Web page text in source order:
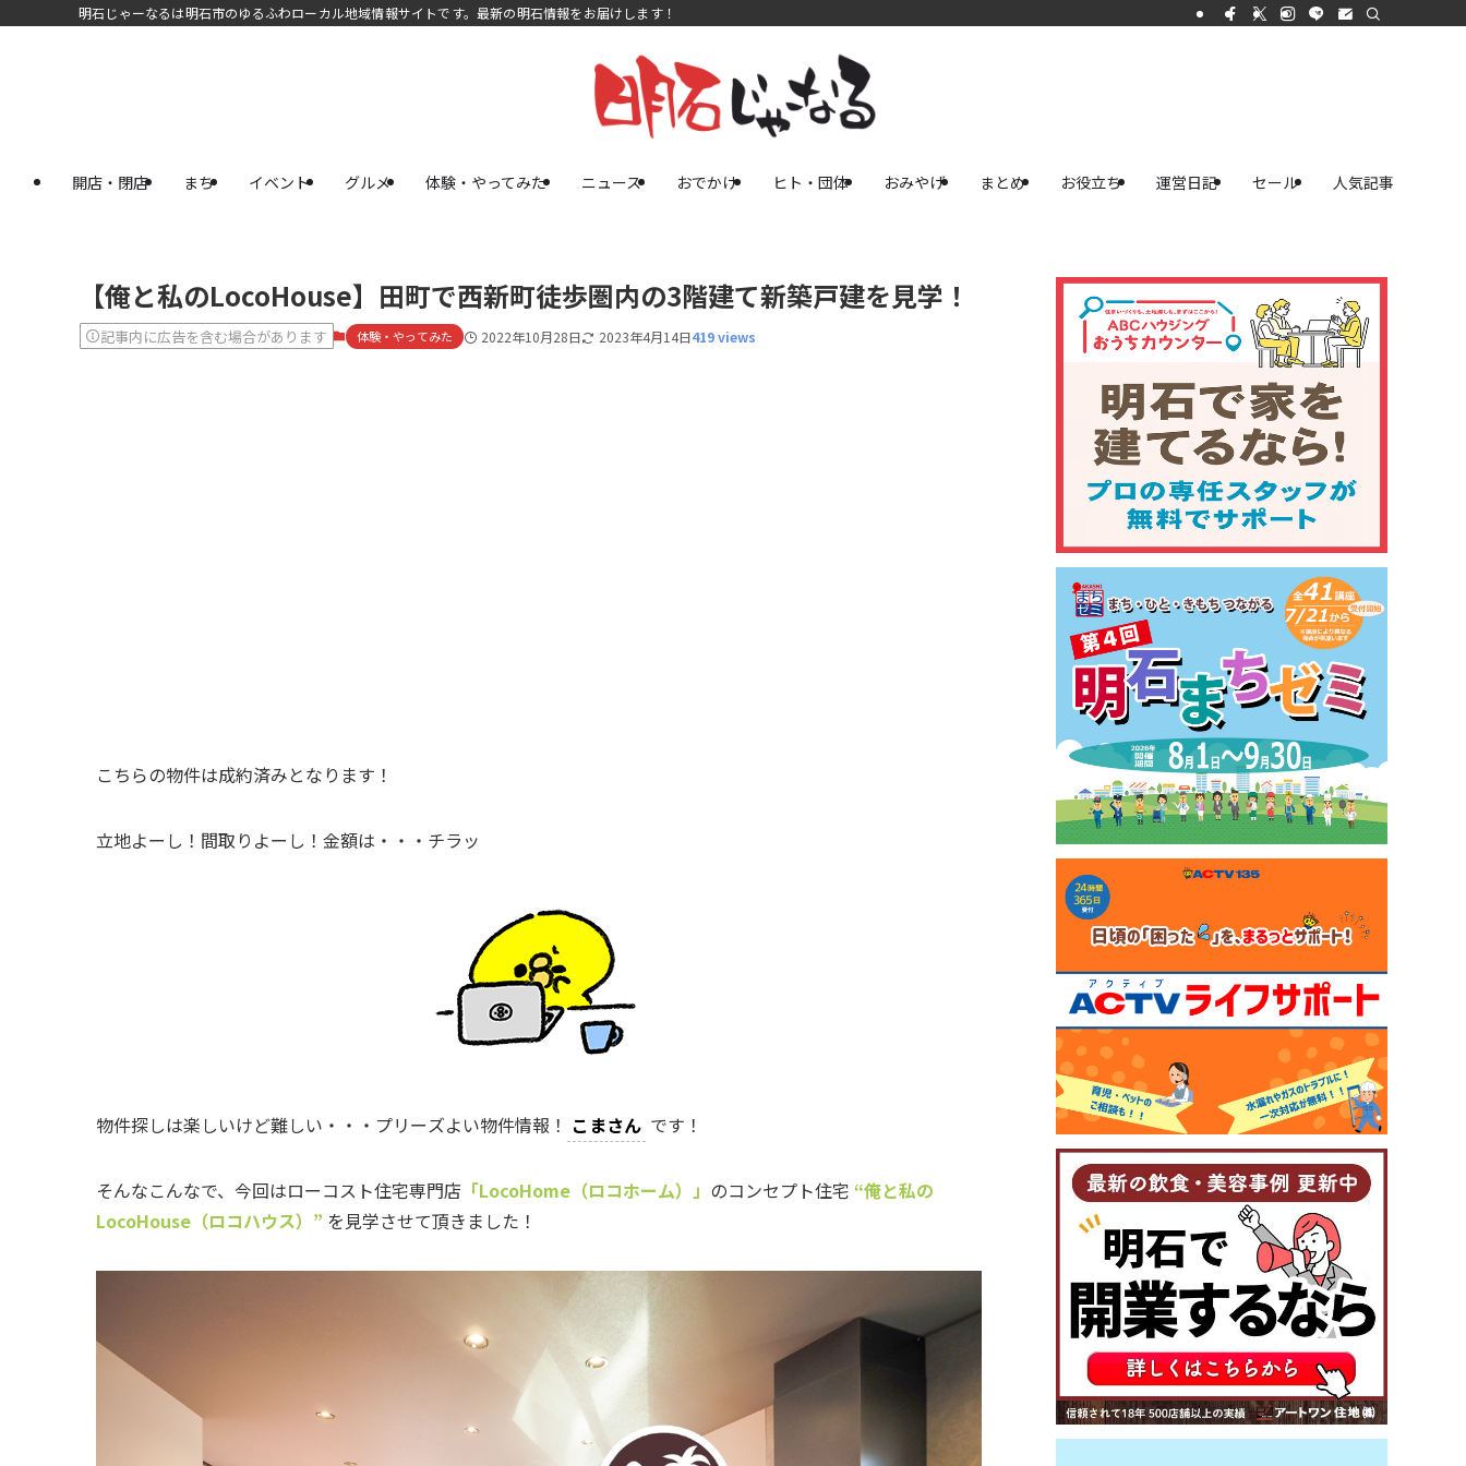
明石じゃーなるは明石市のゆるふわローカル地域情報サイトです。最新の明石情報をお届けします！
開店・閉店 まち イベント グルメ 体験・やってみた ニュース おでかけ ヒト・団体 おみやげ まとめ お役立ち 運営日記 セール 人気記事
【俺と私のLocoHouse】田町で西新町徒歩圏内の3階建て新築戸建を見学！
記事内に広告を含む場合があります 体験・やってみた 2022年10月28日 2023年4月14日419 views
こちらの物件は成約済みとなります！
立地よーし！間取りよーし！金額は・・・チラッ
物件探しは楽しいけど難しい・・・プリーズよい物件情報！ こまさん です！
そんなこんなで、今回はローコスト住宅専門店 「LocoHome（ロコホーム）」 のコンセプト住宅 “俺と私の
LocoHouse（ロコハウス）” を見学させて頂きました！